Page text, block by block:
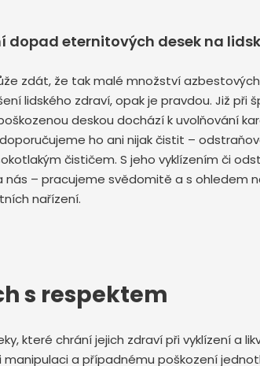
dopad eternitových desek na
zdát, že tak malé množství
lidského zdraví, opak je pravdou. Již při
deskou dochází k uvolňování
ho ani nijak čistit –
čističem. S jeho vyklízením či
nás – pracujeme svědomitě a s ohledem
nařízení.
s respektem
které chrání jejich zdraví při vyklízení a
a případnému poškození